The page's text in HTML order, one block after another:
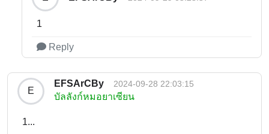
1
Reply
E
EFSArCBy 2024-09-28 22:03:15
บัลลังก์หมอยาเซียน
1...